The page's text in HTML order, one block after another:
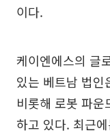
이다.
케이엔에스의 글
있는 베트남 법인
비롯해 로봇 파운
하고 있다. 최근